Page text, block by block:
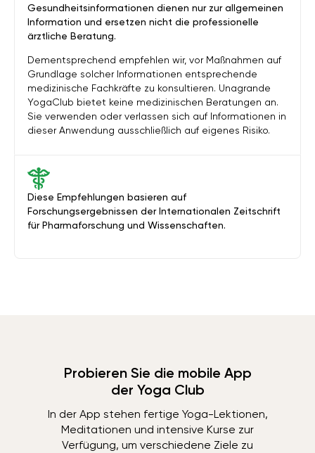
Diese Empfehlungen basieren auf
Forschungsergebnissen der Internationalen Zeitschrift
für Pharmaforschung und Wissenschaften.
Gesundheitsinformationen dienen nur zur allgemeinen
Information und ersetzen nicht die professionelle
ärztliche Beratung.
Dementsprechend empfehlen wir, vor Maßnahmen auf
Grundlage solcher Informationen entsprechende
medizinische Fachkräfte zu konsultieren. Unagrande
YogaClub bietet keine medizinischen Beratungen an.
Sie verwenden oder verlassen sich auf Informationen in
dieser Anwendung ausschließlich auf eigenes Risiko.
Probieren Sie die mobile App
der Yoga Club
In der App stehen fertige Yoga-Lektionen,
Meditationen und intensive Kurse zur
Verfügung, um verschiedene Ziele zu